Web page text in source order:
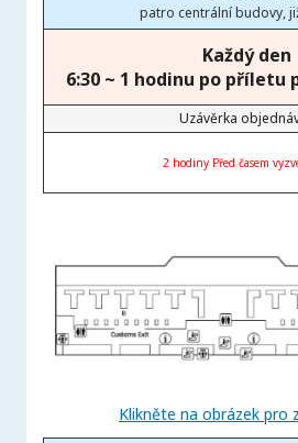
patro centrální budovy,
Každý den
6:30~ 1 hodinu po příletu
Uzávěrka
2 hodiny Před časem
Klikněte na obrázek pro